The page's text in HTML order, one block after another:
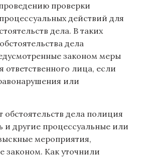
проверки
действий для
дела. В таких
дела
законом меры
ответственного лица, если
или
обстоятельств дела полиция
и другие процессуальные или
мероприятия,
законом. Как уточнили